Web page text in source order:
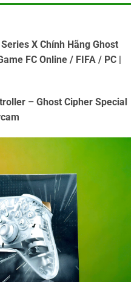
X Chính Hãng Ghost
FC Online / FIFA / PC |
– Ghost Cipher Special